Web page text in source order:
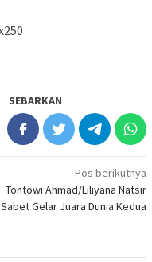
SEBARKAN
Pos berikutnya
Tontowi Ahmad/Liliyana Natsir
Sabet Gelar Juara Dunia Kedua